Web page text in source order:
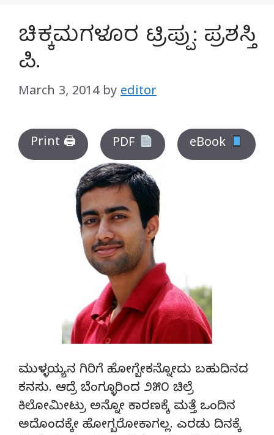
ಚಿಕ್ಕಮಗಳೂರ ಟ್ರಿಪ್ಪು: ಪ್ರಶಸ್ತಿ
ಪಿ.
March 3, 2014 by editor
Print 🖨 PDF eBook
ಮುಳ್ಳಯ್ಯನ ಗಿರಿಗೆ ಹೋಗ್ಬೇಕನ್ನೋದು ಬಹುದಿನದ
ಕನಸು. ಆದ್ರೆ ಬೆಂಗ್ಳೂರಿಂದ ೨೫೦ ಚಿಲ್ರೆ
ಕಿಲೋಮೀಟ್ರು ಅನ್ನೋ ಕಾರಣಕ್ಕೆ ಮತ್ತೆ ಒಂದಿನ
ಅದೊಂದಕ್ಕೇ ಹೋಗ್ಬರೋಕಾಗಲ್ಲ. ಎರಡು ದಿನಕ್ಕೆ